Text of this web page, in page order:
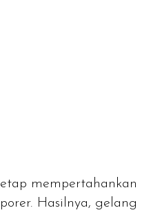
mempertahankan
Hasilnya, gelang